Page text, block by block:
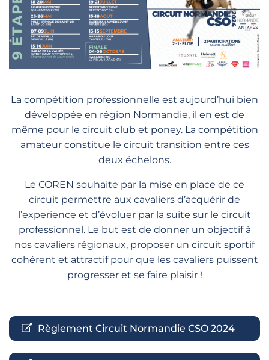
La compétition professionnelle est aujourd’hui bien
développée en région Normandie, il en est de
même pour le circuit club et poney. La compétition
amateur constitue le circuit transition entre ces
deux échelons.
Le COREN souhaite par la mise en place de ce
circuit permettre aux cavaliers d’acquérir de
l’experience et d’évoluer par la suite sur le circuit
professionnel. Le but est de donner un objectif à
nos cavaliers régionaux, proposer un circuit sportif
cohérent et attractif pour que les cavaliers puissent
progresser et se faire plaisir !
Règlement Circuit Normandie CSO 2024